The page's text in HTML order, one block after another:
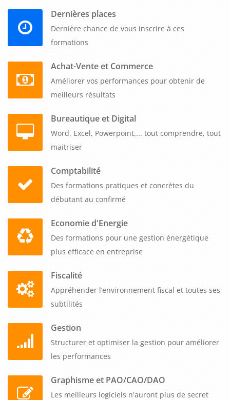
Dernières places
Dernière chance de vous inscrire à ces
formations
Achat-Vente et Commerce
Améliorer vos performances pour obtenir de
meilleurs résultats
Bureautique et Digital
Word, Excel, Powerpoint,... tout comprendre, tout
maitriser
Comptabilité
Des formations pratiques et concrètes du
débutant au confirmé
Economie d'Energie
Des formations pour une gestion énergétique
plus efficace en entreprise
Fiscalité
Appréhender l’environnement fiscal et toutes ses
subtilités
Gestion
Structurer et optimiser la gestion pour améliorer
les performances
Graphisme et PAO/CAO/DAO
Les meilleurs logiciels n'auront plus de secret